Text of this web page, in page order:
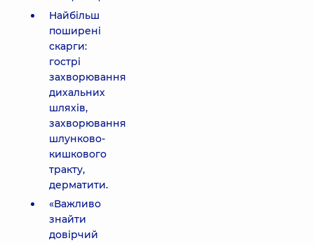
Найбільш
поширені
скарги:
гострі
захворювання
дихальних
шляхів,
захворювання
шлунково-
кишкового
тракту,
дерматити.
«Важливо
знайти
довірчий